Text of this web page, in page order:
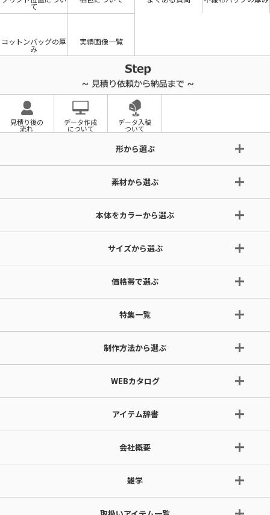
て
コットンバッグの厚
み
実績画像一覧
見積り後の
流れ
データ作成
について
データ入稿
ついて
形から選ぶ
素材から選ぶ
本体をカラーから選ぶ
サイズから選ぶ
価格帯で選ぶ
特集一覧
制作方法から選ぶ
WEBカタログ
アイテム辞書
会社概要
雑学